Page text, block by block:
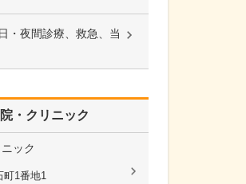
・夜間診療、救急、当
・クリニック
ック
町1番地1